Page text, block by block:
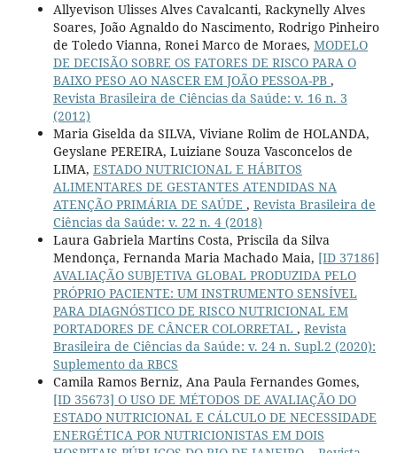
Allyevison Ulisses Alves Cavalcanti, Rackynelly Alves
Soares, João Agnaldo do Nascimento, Rodrigo Pinheiro
de Toledo Vianna, Ronei Marco de Moraes, MODELO
DE DECISÃO SOBRE OS FATORES DE RISCO PARA O
BAIXO PESO AO NASCER EM JOÃO PESSOA-PB ,
Revista Brasileira de Ciências da Saúde: v. 16 n. 3
(2012)
Maria Giselda da SILVA, Viviane Rolim de HOLANDA,
Geyslane PEREIRA, Luiziane Souza Vasconcelos de
LIMA, ESTADO NUTRICIONAL E HÁBITOS
ALIMENTARES DE GESTANTES ATENDIDAS NA
ATENÇÃO PRIMÁRIA DE SAÚDE , Revista Brasileira de
Ciências da Saúde: v. 22 n. 4 (2018)
Laura Gabriela Martins Costa, Priscila da Silva
Mendonça, Fernanda Maria Machado Maia, [ID 37186]
AVALIAÇÃO SUBJETIVA GLOBAL PRODUZIDA PELO
PRÓPRIO PACIENTE: UM INSTRUMENTO SENSÍVEL
PARA DIAGNÓSTICO DE RISCO NUTRICIONAL EM
PORTADORES DE CÂNCER COLORRETAL , Revista
Brasileira de Ciências da Saúde: v. 24 n. Supl.2 (2020):
Suplemento da RBCS
Camila Ramos Berniz, Ana Paula Fernandes Gomes,
[ID 35673] O USO DE MÉTODOS DE AVALIAÇÃO DO
ESTADO NUTRICIONAL E CÁLCULO DE NECESSIDADE
ENERGÉTICA POR NUTRICIONISTAS EM DOIS